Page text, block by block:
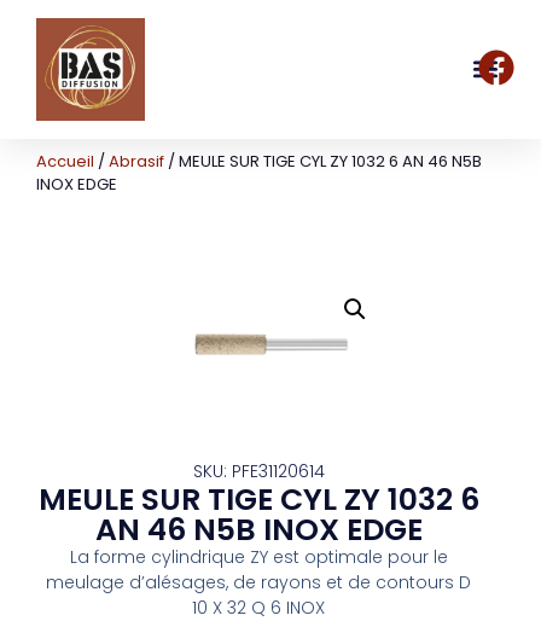
Accueil /Abrasif / MEULE SUR TIGE CYL ZY 1032 6 AN 46 N5B
INOX EDGE
SKU: PFE31120614
MEULE SUR TIGE CYL ZY 1032 6
AN 46 N5B INOX EDGE
La forme cylindrique ZY est optimale pour le
meulage d’alésages, de rayons et de contours D
10 X 32 Q 6 INOX